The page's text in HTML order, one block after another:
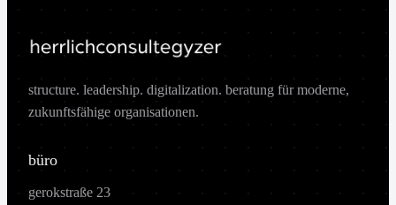
structure. leadership. digitalization. beratung für moderne,
zukunftsfähige organisationen.
büro
gerokstraße 23